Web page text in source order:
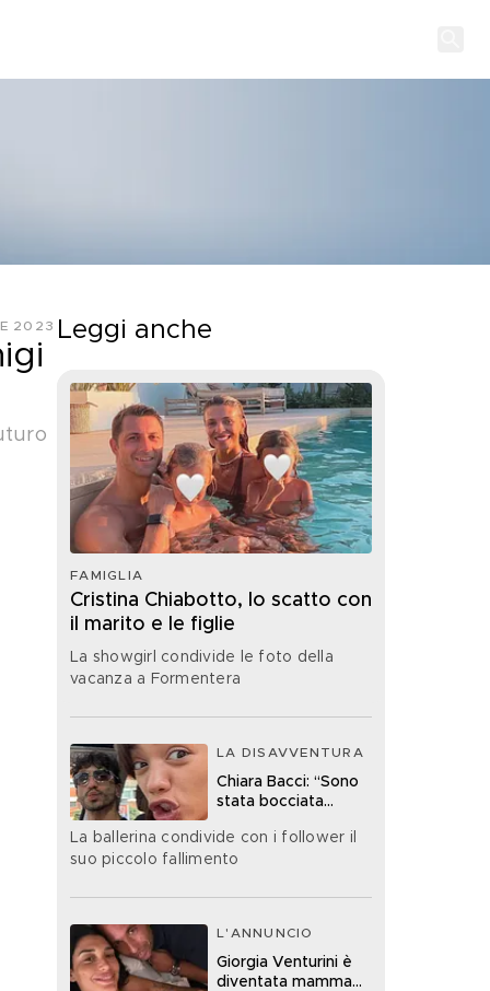
2023 Leggi anche
FAMIGLIA
Cristina Chiabotto, lo scatto con
il marito e le figlie
La showgirl condivide le foto della
vacanza a Formentera
LA DISAVVENTURA
Chiara Bacci: “Sono
stata bocciata
patente”
La ballerina condivide con i follower il
suo piccolo fallimento
L'ANNUNCIO
Giorgia Venturini è
diventata mamma